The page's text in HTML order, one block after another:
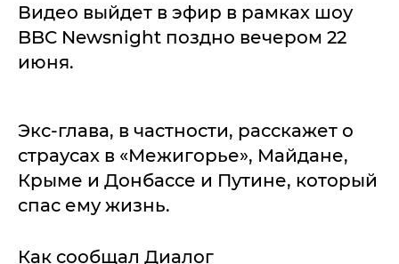
Видео выйдет в эфир в рамках шоу
BBC Newsnight поздно вечером 22
июня.
Экс-глава, в частности, расскажет о
страусах в «Межигорье», Майдане,
Крыме и Донбассе и Путине, который
спас ему жизнь.
Как сообщал Диалог